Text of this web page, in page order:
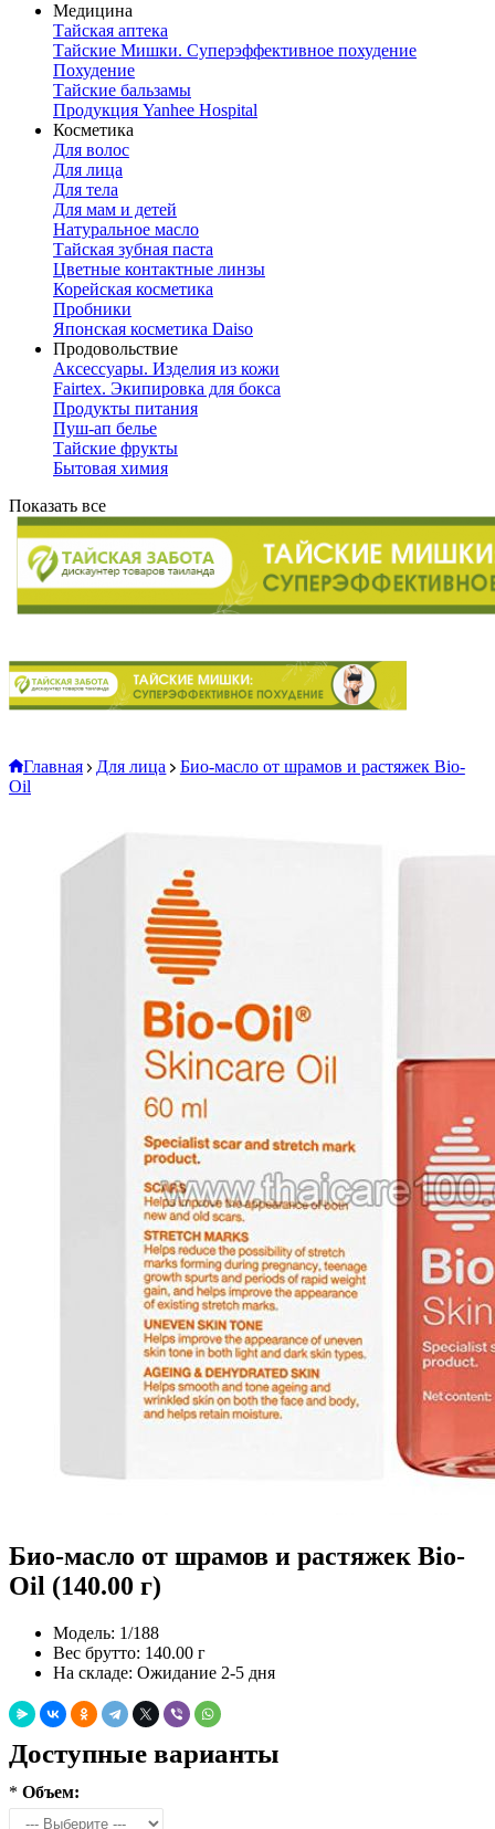
Медицина
Тайская аптека
Тайские Мишки. Суперэффективное похудение
Похудение
Тайские бальзамы
Продукция Yanhee Hospital
Косметика
Для волос
Для лица
Для тела
Для мам и детей
Натуральное масло
Тайская зубная паста
Цветные контактные линзы
Корейская косметика
Пробники
Японская косметика Daiso
Продовольствие
Аксессуары. Изделия из кожи
Fairtex. Экипировка для бокса
Продукты питания
Пуш-ап белье
Тайские фрукты
Бытовая химия
Показать все
Главная Для лица
Био-масло от шрамов и растяжек Bio-
Oil
Био-масло от шрамов и растяжек Bio-
Oil (140.00 г)
Модель: 1/188
Вес брутто: 140.00 г
На складе: Ожидание 2-5 дня
Доступные варианты
* Объем: